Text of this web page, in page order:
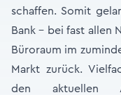
schaffen. Somit
Bank – bei fast allen
Büroraum im
Markt zurück.
den aktuellen